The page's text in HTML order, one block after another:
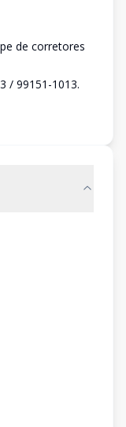
de corretores
/ 99151-1013.